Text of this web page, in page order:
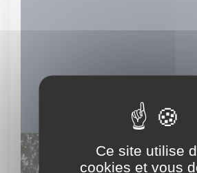
Ce site utilise
cookies et vous